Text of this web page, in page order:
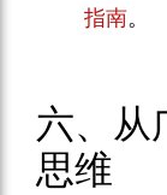
指南。
六、从
思维